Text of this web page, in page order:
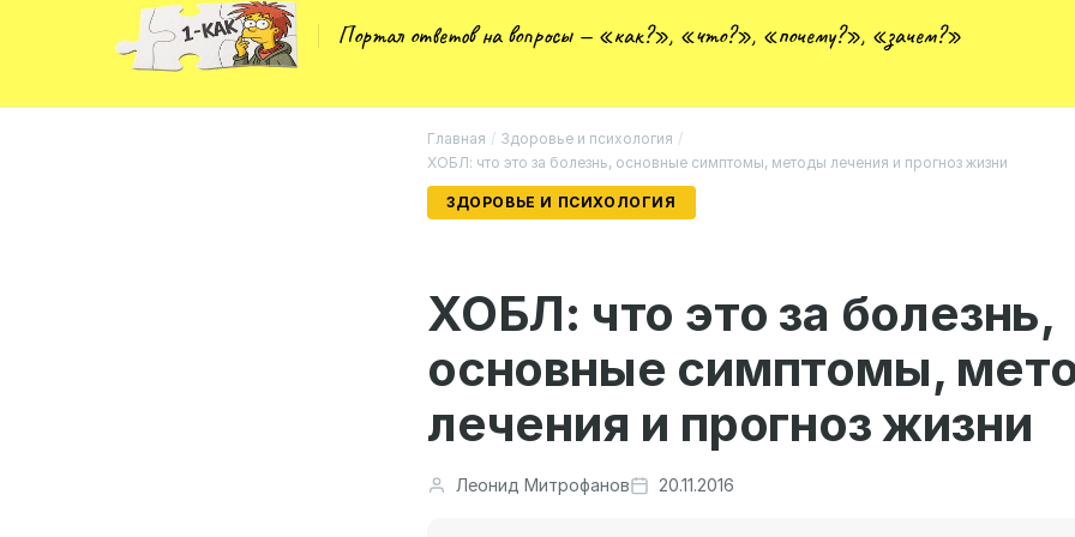
Портал ответов на вопросы — «как?», «что?», «почему?», «зачем?»
Главная / Здоровье и психология /
ХОБЛ: что это за болезнь, основные симптомы, методы лечения и прогноз жизни
ЗДОРОВЬЕ И ПСИХОЛОГИЯ
ХОБЛ: что это за болезнь,
основные симптомы,
лечения и прогноз жизни
Леонид Митрофанов 20.11.2016